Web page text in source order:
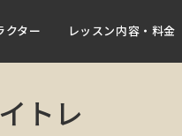
クター レッスン内容・料金
トレ